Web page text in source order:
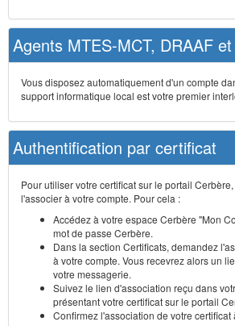
Agents MTES-MCT, DRAAF
Vous disposez automatiquement d'un compte
support informatique local est votre premier
Authentification par certificat
Pour utiliser votre certificat sur le portail
l'associer à votre compte. Pour cela :
Accédez à votre espace Cerbère "Mon
mot de passe Cerbère.
Dans la section Certificats, demandez
à votre compte. Vous recevrez alors un
votre messagerie.
Suivez le lien d'association reçu dans
présentant votre certificat sur le portail
Confirmez l'association de votre certificat